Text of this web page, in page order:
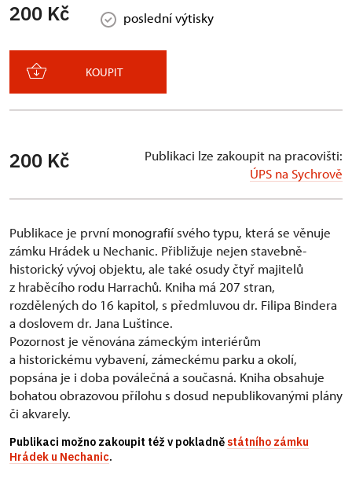
200 Kč poslední výtisky
KOUPIT
200 Kč
Publikaci lze zakoupit na pracovišti:
ÚPS na Sychrově
Publikace je první monografií svého typu, která se věnuje
zámku Hrádek u Nechanic. Přibližuje nejen stavebně-
historický vývoj objektu, ale také osudy čtyř majitelů
z hraběcího rodu Harrachů. Kniha má 207 stran,
rozdělených do 16 kapitol, s předmluvou dr. Filipa Bindera
a doslovem dr. Jana Luštince.
Pozornost je věnována zámeckým interiérům
a historickému vybavení, zámeckému parku a okolí,
popsána je i doba poválečná a současná. Kniha obsahuje
bohatou obrazovou přílohu s dosud nepublikovanými plány
či akvarely.
Publikaci možno zakoupit též v pokladně státního zámku
Hrádek u Nechanic.